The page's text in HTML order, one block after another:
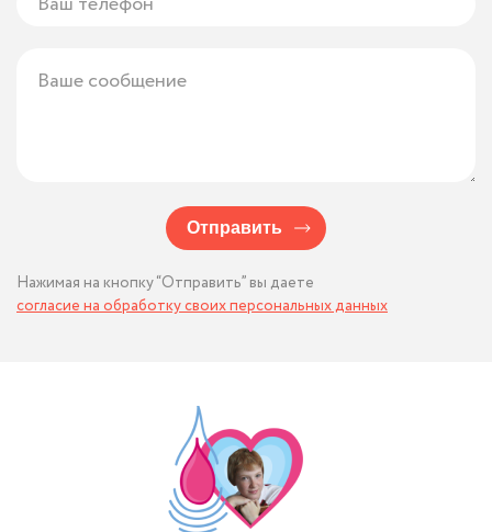
Отправить
Нажимая на кнопку “Отправить” вы даете
согласие на обработку своих персональных данных